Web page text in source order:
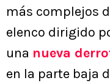
más complejos
elenco dirigido
una nueva
en la parte baja